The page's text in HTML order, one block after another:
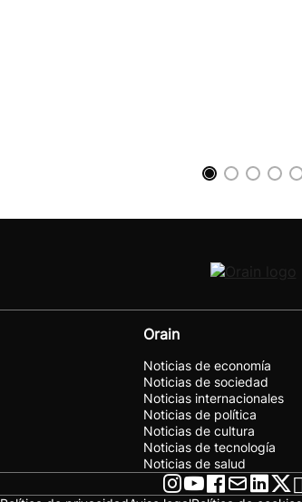
Orain
Noticias de economía
Noticias de sociedad
Noticias internacionales
Noticias de política
Noticias de cultura
Noticias de tecnología
Noticias de salud